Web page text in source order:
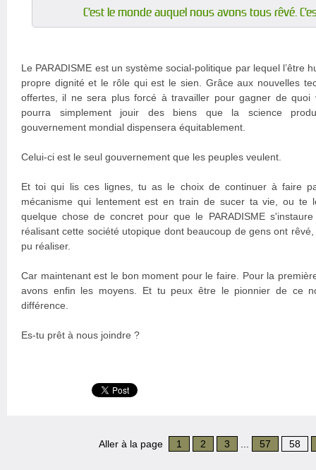
C’est le monde auquel nous avons tous rêvé.
Le PARADISME est un système social-politique par lequel l’être
propre dignité et le rôle qui est le sien. Grâce aux nouvelles
offertes, il ne sera plus forcé à travailler pour gagner de quoi
pourra simplement jouir des biens que la science
gouvernement mondial dispensera équitablement.
Celui-ci est le seul gouvernement que les peuples veulent.
Et toi qui lis ces lignes, tu as le choix de continuer à faire
mécanisme qui lentement est en train de sucer ta vie, ou te
quelque chose de concret pour que le PARADISME
réalisant cette société utopique dont beaucoup de gens ont
pu réaliser.
Car maintenant est le bon moment pour le faire. Pour la
avons enfin les moyens. Et tu peux être le pionnier de ce
différence.
Es-tu prêt à nous joindre ?
Aller à la page 1 2 3 57 58